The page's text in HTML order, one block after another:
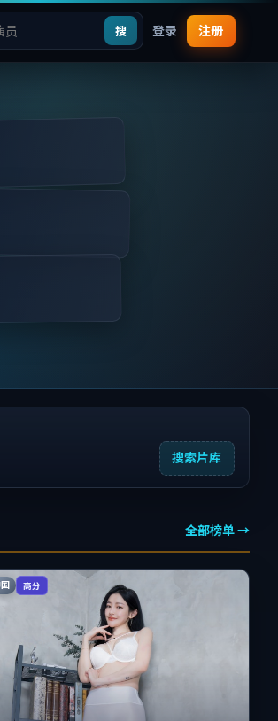
搜 登录 注册
搜索片库
全部榜单 →
高分